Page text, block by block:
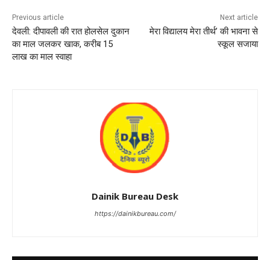
Previous article
देवली: दीपावली की रात होलसेल दुकान
का माल जलकर खाक, करीब 15
लाख का माल स्वाहा
Next article
मेरा विद्यालय मेरा तीर्थ’ की भावना से
स्कूल सजाया
Dainik Bureau Desk
https://dainikbureau.com/